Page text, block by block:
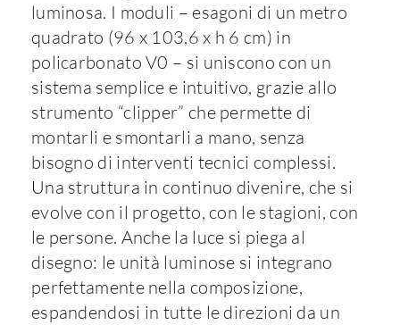
luminosa. I moduli – esagoni di un metro
quadrato (96 x 103,6 x h 6 cm) in
policarbonato V0 – si uniscono con un
sistema semplice e intuitivo, grazie allo
strumento “clipper” che permette di
montarli e smontarli a mano, senza
bisogno di interventi tecnici complessi.
Una struttura in continuo divenire, che si
evolve con il progetto, con le stagioni, con
le persone. Anche la luce si piega al
disegno: le unità luminose si integrano
perfettamente nella composizione,
espandendosi in tutte le direzioni da un